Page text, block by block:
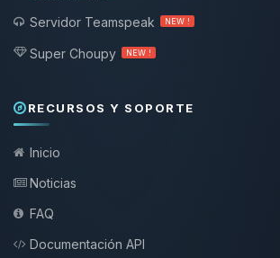
Servidor Teamspeak
NEW !
Super Choupy NEW !
RECURSOS Y SOPORTE
Inicio
Noticias
FAQ
Documentación API